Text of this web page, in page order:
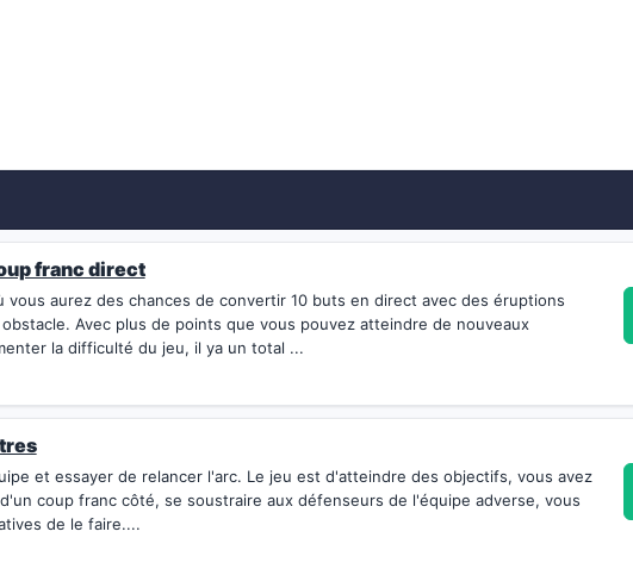
franc direct
vous aurez des chances de convertir 10 buts en direct avec des éruptions
Avec plus de points que vous pouvez atteindre de nouveaux
la difficulté du jeu, il ya un total ...
et essayer de relancer l'arc. Le jeu est d'atteindre des objectifs, vous avez
coup franc côté, se soustraire aux défenseurs de l'équipe adverse, vous
de le faire....